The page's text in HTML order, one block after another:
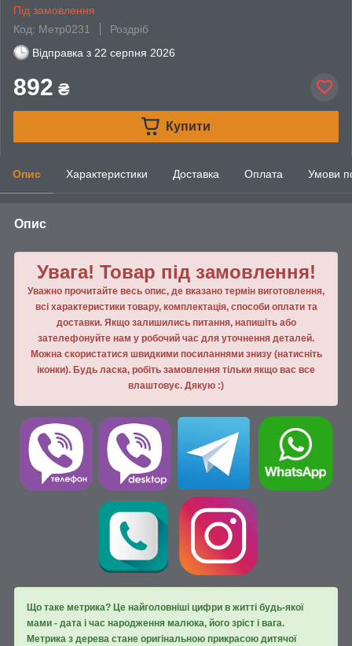
Під замовлення
Код: Метр0231
Роздріб
Відправка з 22 серпня 2026
892 ₴
Купити
Опис Характеристики Доставка Оплата Умови
Опис
Увага! Товар під замовлення!
Уважно прочитайте весь опис, де вказано термін виготовлення,
всі характеристики товару, комплектація, способи оплати та
доставки. Якщо залишились питання, напишiть або
зателефонуйте нам у робочий час для уточнення деталей.
Можна скористатися швидкими посиланнями знизу (натисніть
іконки). Будь ласка, робiть замовлення тiльки якщо вас все
влаштовує. Дякую :)
Що таке метрика? Це найголовніші цифри в житті будь-якої
мами - дата і час народження малюка, його зріст і вага.
Метрика з дерева стане оригінальною прикрасою дитячої